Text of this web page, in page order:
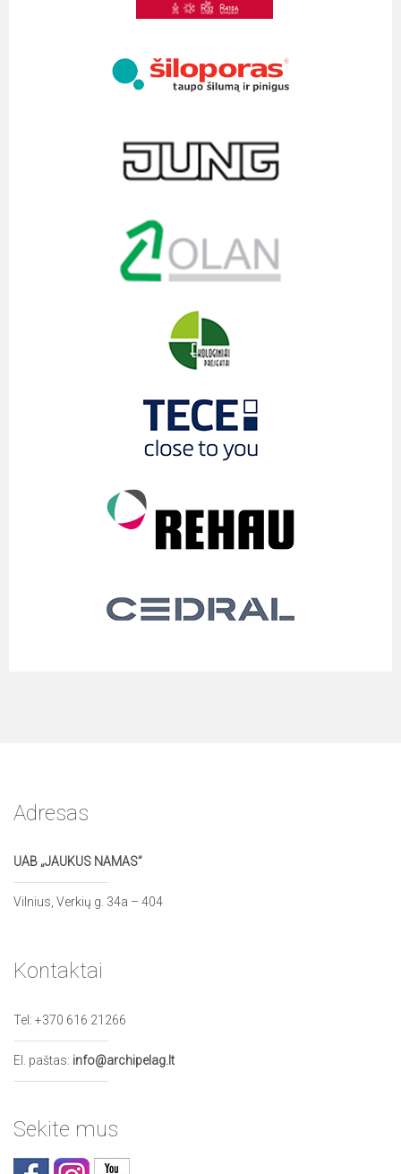
Adresas
UAB „JAUKUS NAMAS”
Vilnius, Verkių g. 34a – 404
Kontaktai
Tel: +370 616 21266
El. paštas: info@archipelag.lt
Sekite mus